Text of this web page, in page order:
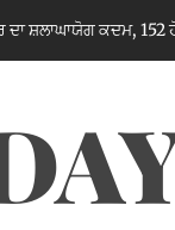
152 ਹੋਰ ਗਊਸ਼ਾਲਾਵਾਂ